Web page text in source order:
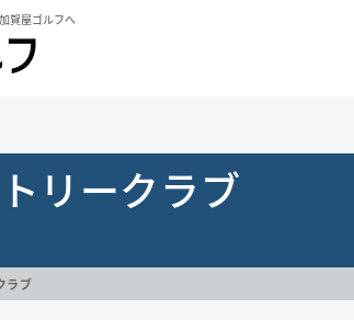
賀屋ゴルフへ
リークラブ
ラブ